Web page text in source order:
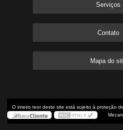
Serviços
Contato
Mapa do
O inteiro teor deste site está sujeito à proteção